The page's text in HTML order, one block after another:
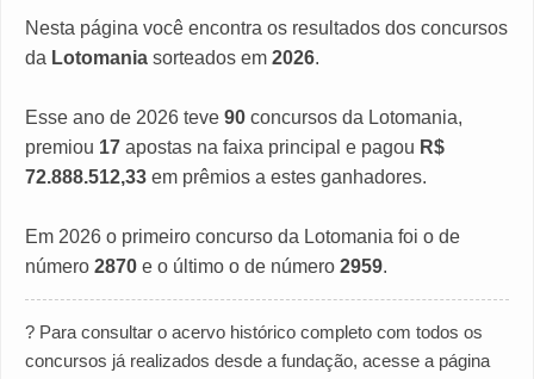
Nesta página você encontra os resultados dos concursos
da Lotomania sorteados em 2026.
Esse ano de 2026 teve 90 concursos da Lotomania,
premiou 17 apostas na faixa principal e pagou R$
72.888.512,33 em prêmios a estes ganhadores.
Em 2026 o primeiro concurso da Lotomania foi o de
número 2870 e o último o de número 2959.
? Para consultar o acervo histórico completo com todos os
concursos já realizados desde a fundação, acesse a página